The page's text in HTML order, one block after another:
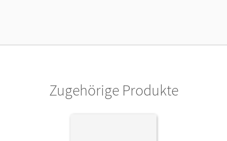
Zugehörige Produkte